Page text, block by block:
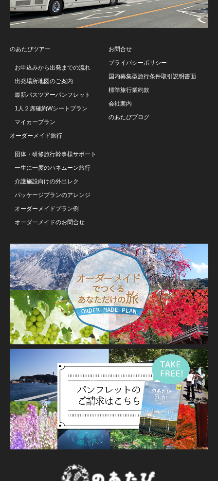
のあたびツアー
お申込みから出発までの流れ
出発場所地図のご案内
最新バスツアーパンフレット
1人２席確約Wシートプラン
マイカープラン
オーダーメイド旅行
団体・研修旅行幹事様サポート
一生に一度のハネムーン旅行
介護施設向けの外出レク
パッケージプランのアレンジ
オーダーメイドプラン例
オーダーメイドのお問合せ
お問合せ
プライバシーポリシー
国内募集型旅行条件取引説明書面
標準旅行業約款
会社案内
のあたびブログ